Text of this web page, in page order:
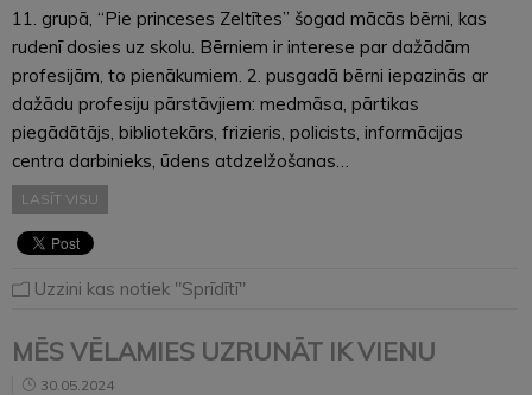
11. grupā, “Pie princeses Zeltītes” šogad mācās bērni, kas
rudenī dosies uz skolu. Bērniem ir interese par dažādām
profesijām, to pienākumiem. 2. pusgadā bērni iepazinās ar
dažādu profesiju pārstāvjiem: medmāsa, pārtikas
piegādātājs, bibliotekārs, frizieris, policists, informācijas
centra darbinieks, ūdens atdzelžošanas…
LASĪT VISU
Uzzini kas notiek "Sprīdītī"
MĒS VĒLAMIES UZRUNĀT IK VIENU
30.05.2024